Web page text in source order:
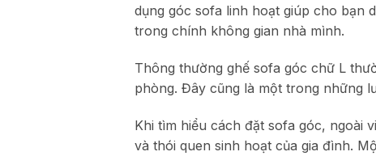
dụng góc sofa linh hoạt giúp cho bạn
trong chính không gian nhà mình.
Thông thường ghế sofa góc chữ L
phòng. Đây cũng là một trong những
Khi tìm hiểu cách đặt sofa góc, ngoài
và thói quen sinh hoạt của gia đình.